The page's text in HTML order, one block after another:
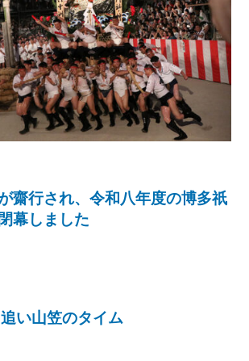
齋行され、令和八年度の博多祇
幕しました
い山笠のタイム